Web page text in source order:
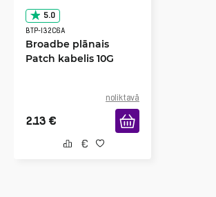
5.0
BTP-I32C6A
Broadbe plānais
Patch kabelis 10G
noliktavā
2.13 €